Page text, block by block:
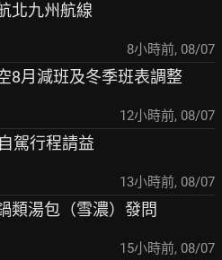
北九州航線
8小時前, 08/07
8月減班及冬季班表調整
12小時前, 08/07
駕行程請益
13小時前, 08/07
類湯包（雪濃）發問
15小時前, 08/07